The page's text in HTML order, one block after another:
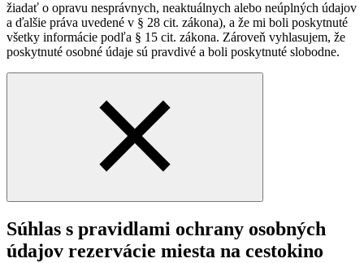
žiadať o opravu nesprávnych, neaktuálnych alebo neúplných údajov
a ďalšie práva uvedené v § 28 cit. zákona), a že mi boli poskytnuté
všetky informácie podľa § 15 cit. zákona. Zároveň vyhlasujem, že
poskytnuté osobné údaje sú pravdivé a boli poskytnuté slobodne.
Súhlas s pravidlami ochrany osobných
údajov rezervácie miesta na cestokino